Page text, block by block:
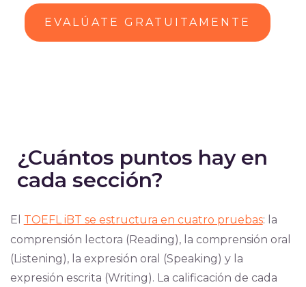
EVALÚATE GRATUITAMENTE
¿Cuántos puntos hay en
cada sección?
El TOEFL iBT se estructura en cuatro pruebas: la
comprensión lectora (Reading), la comprensión oral
(Listening), la expresión oral (Speaking) y la
expresión escrita (Writing). La calificación de cada